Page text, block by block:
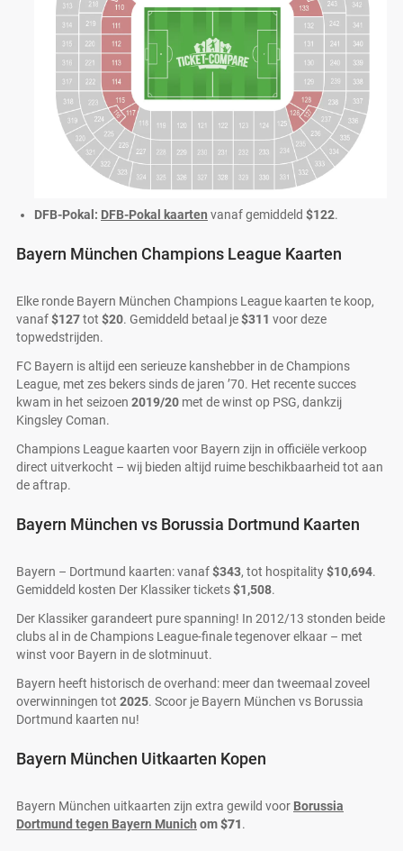
DFB-Pokal: DFB-Pokal kaarten vanaf gemiddeld $122.
Bayern München Champions League Kaarten
Elke ronde Bayern München Champions League kaarten te koop,
vanaf$127tot $20. Gemiddeld betaal je$311 voor deze
topwedstrijden.
FC Bayern is altijd een serieuze kanshebber in de Champions
League, met zes bekers sinds de jaren ’70. Het recente succes
kwam in het seizoen 2019/20 met de winst op PSG, dankzij
Kingsley Coman.
Champions League kaarten voor Bayern zijn in officiële verkoop
direct uitverkocht – wij bieden altijd ruime beschikbaarheid tot aan
de aftrap.
Bayern München vs Borussia Dortmund Kaarten
Bayern – Dortmund kaarten: vanaf$343, tot hospitality$10,694.
Gemiddeld kosten Der Klassiker tickets$1,508.
Der Klassiker garandeert pure spanning! In 2012/13 stonden beide
clubs al in de Champions League-finale tegenover elkaar – met
winst voor Bayern in de slotminuut.
Bayern heeft historisch de overhand: meer dan tweemaal zoveel
overwinningen tot 2025. Scoor je Bayern München vs Borussia
Dortmund kaarten nu!
Bayern München Uitkaarten Kopen
Bayern München uitkaarten zijn extra gewild voor Borussia
Dortmund tegen Bayern Munich om$71.